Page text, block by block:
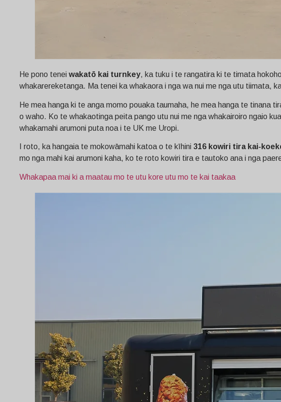
He pono tenei wakatō kai turnkey, ka tuku i te rangatira ki te timata
whakarereketanga. Ma tenei ka whakaora i nga wa nui me nga utu tiimata,
He mea hanga ki te anga momo pouaka taumaha, he mea hanga te tinana
o waho. Ko te whakaotinga peita pango utu nui me nga whakairoiro ngaio
whakamahi arumoni puta noa i te UK me Uropi.
I roto, ka hangaia te mokowāmahi katoa o te kīhini 316 kowiri tira kai-
mo nga mahi kai arumoni kaha, ko te roto kowiri tira e tautoko ana i nga
Whakapaa mai ki a maatau mo te utu kore utu mo te kai taakaa